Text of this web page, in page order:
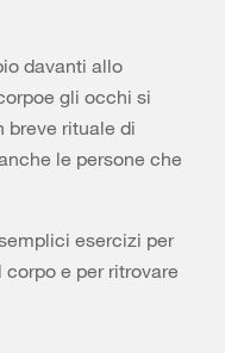
davanti allo
gli occhi si
breve rituale di
le persone che
esercizi per
e per ritrovare